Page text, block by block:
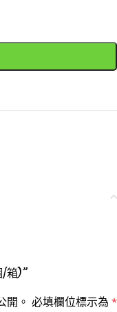
箱)”
開。 必填欄位標示為 *